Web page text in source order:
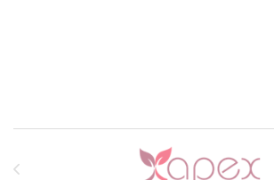
Brands Carousel